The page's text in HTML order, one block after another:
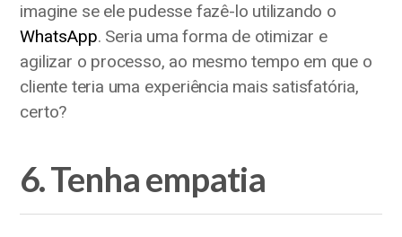
imagine se ele pudesse fazê-lo utilizando o
WhatsApp. Seria uma forma de otimizar e
agilizar o processo, ao mesmo tempo em que o
cliente teria uma experiência mais satisfatória,
certo?
6. Tenha empatia